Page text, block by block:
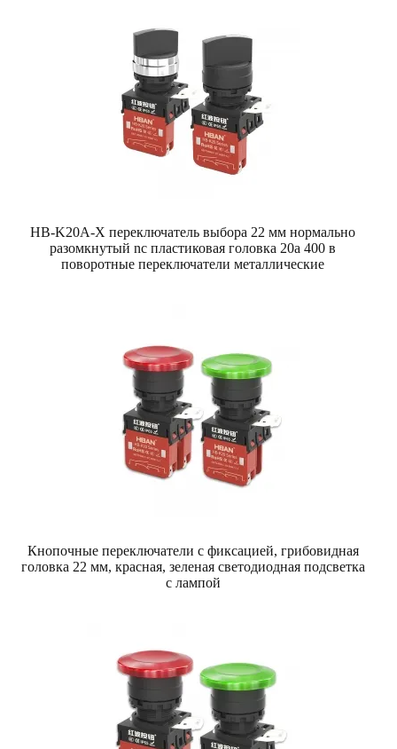
HB-K20A-X переключатель выбора 22 мм нормально
разомкнутый nc пластиковая головка 20a 400 в
поворотные переключатели металлические
Кнопочные переключатели с фиксацией, грибовидная
головка 22 мм, красная, зеленая светодиодная подсветка
с лампой